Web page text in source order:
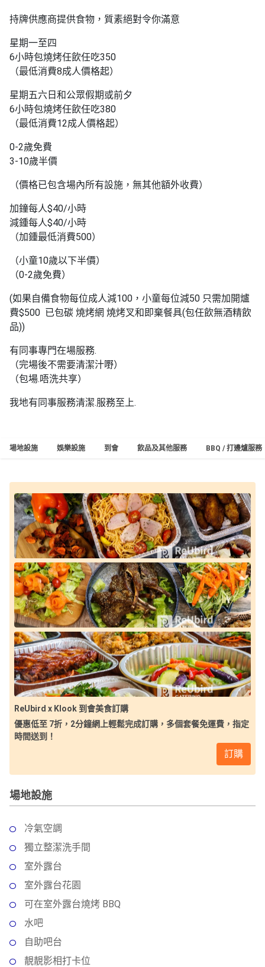
持牌供應商提供食物，質素絕對令你滿意
星期一至四
6小時包燒烤任飲任吃350
（最低消費8成人價格起）
星期五六日和公眾假期或前夕
6小時包燒烤任飲任吃380
（最低消費12成人價格起）
0-2歲免費
3-10歲半價
（價格已包含場內所有設施，無其他額外收費）
加鐘每人$40/小時
減鍾每人$40/小時
（加鍾最低消費500）
（小童10歲以下半價）
（0-2歲免費）
(如果自備食物每位成人減100，小童每位減50 只需加開爐
費$500 已包碳 燒烤網 燒烤叉和即棄餐具(包任飲無酒精飲
品))
有同事專門在場服務.
（完場後不需要清潔汁嘢）
（包場.唔洗共享）
我地有同事服務清潔.服務至上.
場地設施 娛樂設施 到會 飲品及其他服務 BBQ / 打邊爐服務
ReUbird x Klook 到會美食訂購
優惠低至 7折，2分鐘網上輕鬆完成訂購，多個套餐免運費，指定
時間送到！
訂購
場地設施
冷氣空調
獨立整潔洗手間
室外露台
室外露台花園
可在室外露台燒烤 BBQ
水吧
自助吧台
靚靚影相打卡位